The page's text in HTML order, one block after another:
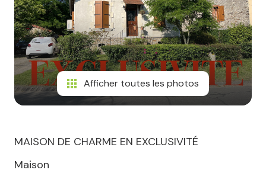
Afficher toutes les photos
MAISON DE CHARME EN EXCLUSIVITÉ
Maison